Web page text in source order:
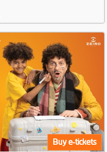
Buy e-tickets